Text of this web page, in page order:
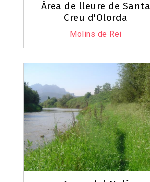
Àrea de lleure de Santa
Creu d'Olorda
Molins de Rei